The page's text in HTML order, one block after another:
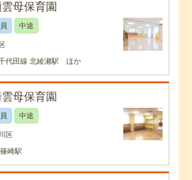
母保育園
中途
代田線 北綾瀬駅 ほか
母保育園
中途
区
崎駅